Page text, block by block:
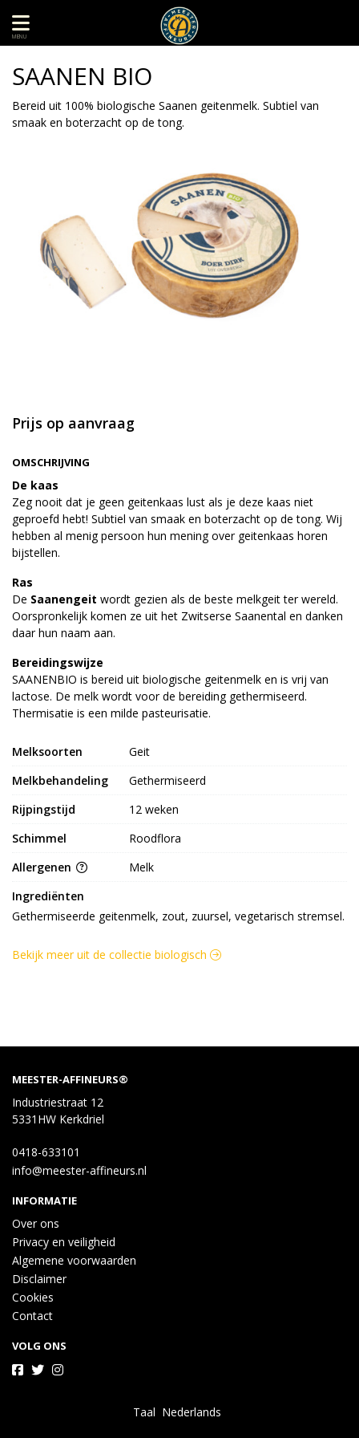
MENU
OMSCHRIJVING
De kaas
Zeg nooit dat je geen geitenkaas lust als je deze kaas niet
geproefd hebt! Subtiel van smaak en boterzacht op de tong. Wij
hebben al menig persoon hun mening over geitenkaas horen
bijstellen.
Ras
De Saanengeit wordt gezien als de beste melkgeit ter wereld.
Oorspronkelijk komen ze uit het Zwitserse Saanental en danken
daar hun naam aan.
Bereidingswijze
SAANENBIO is bereid uit biologische geitenmelk en is vrij van
lactose. De melk wordt voor de bereiding gethermiseerd.
Thermisatie is een milde pasteurisatie.
SAANEN BIO
Bereid uit 100% biologische Saanen geitenmelk. Subtiel van
smaak en boterzacht op de tong.
Prijs op aanvraag
Melksoorten
Geit
Melkbehandeling
Gethermiseerd
Rijpingstijd
12 weken
Schimmel
Roodflora
Allergenen
Melk
Ingrediënten
Gethermiseerde geitenmelk, zout, zuursel, vegetarisch stremsel.
Bekijk meer uit de collectie biologisch
MEESTER-AFFINEURS®
Industriestraat 12
5331HW Kerkdriel
0418-633101
info@meester-affineurs.nl
INFORMATIE
Over ons
Privacy en veiligheid
Algemene voorwaarden
Disclaimer
Cookies
Contact
VOLG ONS
Taal